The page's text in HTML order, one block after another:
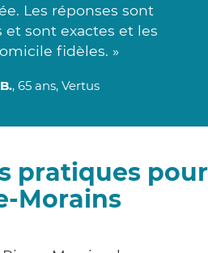
Les réponses sont
et sont exactes et les
fidèles. »
, 65 ans, Vertus
pratiques pour
Morains